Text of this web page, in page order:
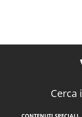
Cerca